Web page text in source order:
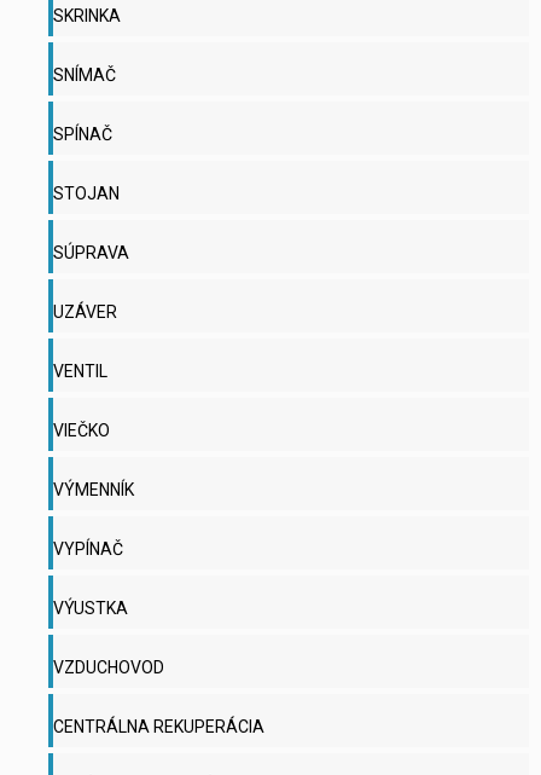
SKRINKA
SNÍMAČ
SPÍNAČ
STOJAN
SÚPRAVA
UZÁVER
VENTIL
VIEČKO
VÝMENNÍK
VYPÍNAČ
VÝUSTKA
VZDUCHOVOD
CENTRÁLNA REKUPERÁCIA